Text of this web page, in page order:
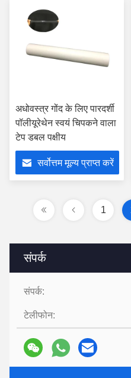
संपर्क
संपर्क:
टेलीफोन:
अधोवस्त्र गोंद के लिए पारदर्शी
पॉलीयूरेथेन स्वयं चिपकने वाला
टेप डबल पक्षीय
सर्वोत्तम मूल्य प्राप्त करें
1